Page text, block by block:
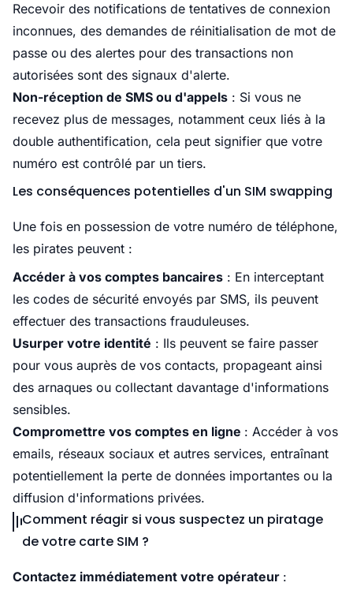
Recevoir des notifications de tentatives de connexion
inconnues, des demandes de réinitialisation de mot de
passe ou des alertes pour des transactions non
autorisées sont des signaux d'alerte.​
Non-réception de SMS ou d'appels : Si vous ne
recevez plus de messages, notamment ceux liés à la
double authentification, cela peut signifier que votre
numéro est contrôlé par un tiers.​
Les conséquences potentielles d'un SIM swapping
Une fois en possession de votre numéro de téléphone,
les pirates peuvent :​
Accéder à vos comptes bancaires : En interceptant
les codes de sécurité envoyés par SMS, ils peuvent
effectuer des transactions frauduleuses.​
Usurper votre identité : Ils peuvent se faire passer
pour vous auprès de vos contacts, propageant ainsi
des arnaques ou collectant davantage d'informations
sensibles.​
Compromettre vos comptes en ligne : Accéder à vos
emails, réseaux sociaux et autres services, entraînant
potentiellement la perte de données importantes ou la
diffusion d'informations privées.
Comment réagir si vous suspectez un piratage
de votre carte SIM ?
Contactez immédiatement votre opérateur :